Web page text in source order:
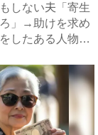
しない夫「寄生
」→助けを求め
したある人物と